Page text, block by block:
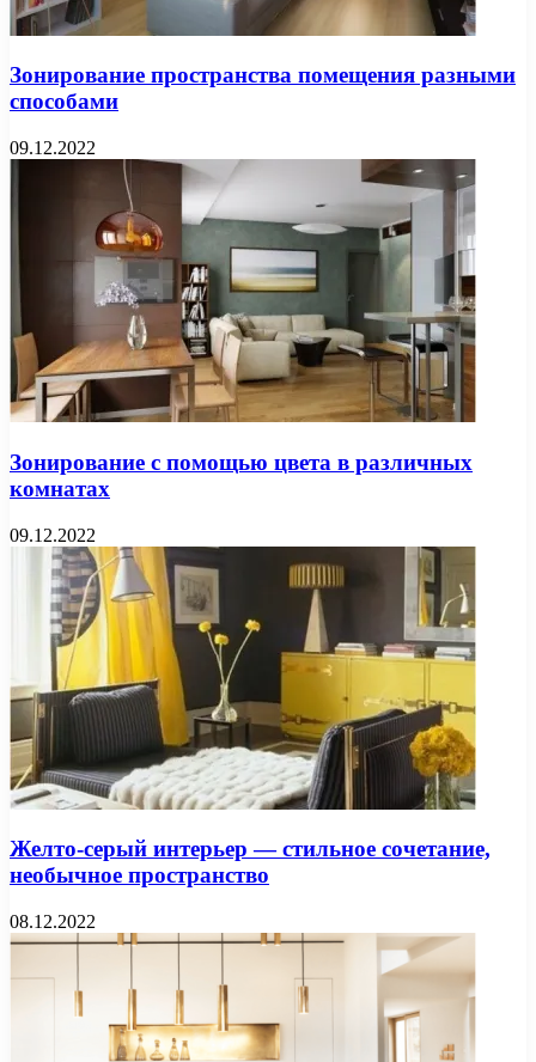
Зонирование пространства помещения разными
способами
09.12.2022
Зонирование с помощью цвета в различных
комнатах
09.12.2022
Желто-серый интерьер — стильное сочетание,
необычное пространство
08.12.2022